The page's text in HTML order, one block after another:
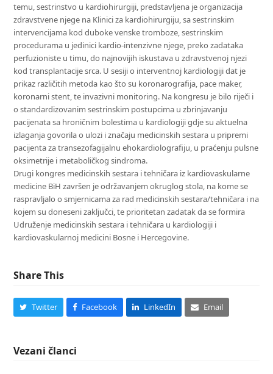
temu, sestrinstvo u kardiohirurgiji, predstavljena je organizacija
zdravstvene njege na Klinici za kardiohirurgiju, sa sestrinskim
intervencijama kod duboke venske tromboze, sestrinskim
procedurama u jedinici kardio-intenzivne njege, preko zadataka
perfuzioniste u timu, do najnovijih iskustava u zdravstvenoj njezi
kod transplantacije srca. U sesiji o interventnoj kardiologiji dat je
prikaz različitih metoda kao što su koronarografija, pace maker,
koronarni stent, te invazivni monitoring. Na kongresu je bilo riječi i
o standardizovanim sestrinskim postupcima u zbrinjavanju
pacijenata sa hroničnim bolestima u kardiologiji gdje su aktuelna
izlaganja govorila o ulozi i značaju medicinskih sestara u pripremi
pacijenta za transezofagijalnu ehokardiolografiju, u praćenju pulsne
oksimetrije i metaboličkog sindroma.
Drugi kongres medicinskih sestara i tehničara iz kardiovaskularne
medicine BiH završen je održavanjem okruglog stola, na kome se
raspravljalo o smjernicama za rad medicinskih sestara/tehničara i na
kojem su doneseni zaključci, te prioritetan zadatak da se formira
Udruženje medicinskih sestara i tehničara u kardiologiji i
kardiovaskularnoj medicini Bosne i Hercegovine.
Share This
Twitter Facebook LinkedIn Email
Vezani članci